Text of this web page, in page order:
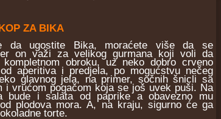
ZA BIKA
da ugostite Bika, moraćete više da se
on važi za velikog gurmana koji voli da
obroku, uz neko dobro crveno
aperitiva i predjela, po mogućstvu nečeg
glavnog jela, na primer, sočnih šnicli sa
i vrućom pogačom koja se još uvek puši. Na
bude i salata od paprike a obavezno mu
plodova mora. A, na kraju, sigurno će ga
torte.